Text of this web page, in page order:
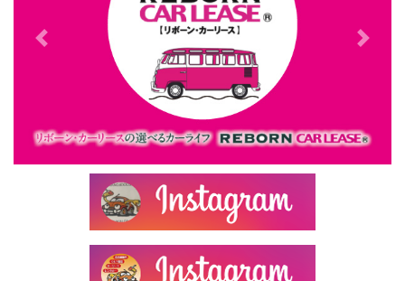
2026年6月2日